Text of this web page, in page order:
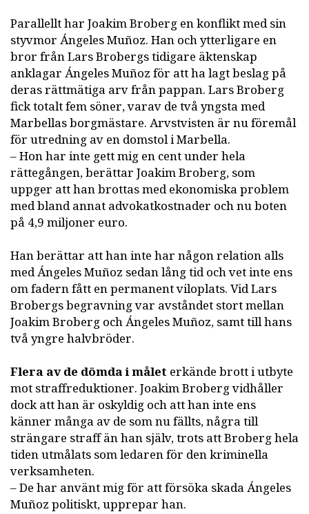
Parallellt har Joakim Broberg en konflikt med sin
styvmor Ángeles Muñoz. Han och ytterligare en
bror från Lars Brobergs tidigare äktenskap
anklagar Ángeles Muñoz för att ha lagt beslag på
deras rättmätiga arv från pappan. Lars Broberg
fick totalt fem söner, varav de två yngsta med
Marbellas borgmästare. Arvstvisten är nu föremål
för utredning av en domstol i Marbella.
– Hon har inte gett mig en cent under hela
rättegången, berättar Joakim Broberg, som
uppger att han brottas med ekonomiska problem
med bland annat advokatkostnader och nu boten
på 4,9 miljoner euro.
Han berättar att han inte har någon relation alls
med Ángeles Muñoz sedan lång tid och vet inte ens
om fadern fått en permanent viloplats. Vid Lars
Brobergs begravning var avståndet stort mellan
Joakim Broberg och Ángeles Muñoz, samt till hans
två yngre halvbröder.
Flera av de dömda i målet erkände brott i utbyte
mot straffreduktioner. Joakim Broberg vidhåller
dock att han är oskyldig och att han inte ens
känner många av de som nu fällts, några till
strängare straff än han själv, trots att Broberg hela
tiden utmålats som ledaren för den kriminella
verksamheten.
– De har använt mig för att försöka skada Ángeles
Muñoz politiskt, upprepar han.